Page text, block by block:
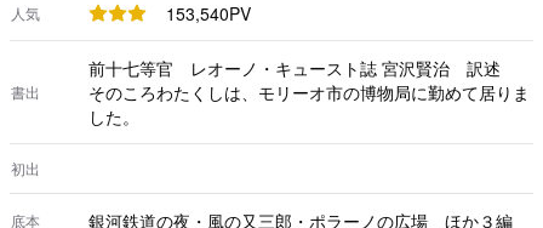
人気 153,540PV
書出
前十七等官 レオーノ・キュースト誌 宮沢賢治 訳述
そのころわたくしは、モリーオ市の博物局に勤めて居りま
した。
初出
底本 銀河鉄道の夜・風の又三郎・ポラーノの広場 ほか３編